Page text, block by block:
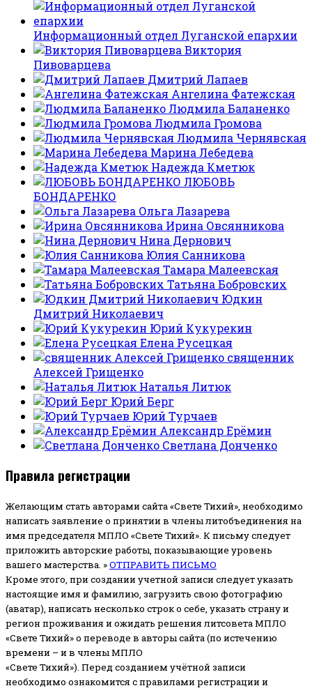
Информационный отдел Луганской епархии
Виктория
Пивоварцева
Дмитрий Лапаев
Ангелина Фатежская
Людмила Баланенко
Людмила Громова
Людмила Чернявская
Марина Лебедева
Надежда Кметюк
ЛЮБОВЬ
БОНДАРЕНКО
Ольга Лазарева
Ирина Овсянникова
Нина Дернович
Юлия Санникова
Тамара Малеевская
Татьяна Бобровских
Юдкин
Дмитрий Николаевич
Юрий Кукурекин
Елена Русецкая
священник
Алексей Грищенко
Наталья Литюк
Юрий Берг
Юрий Турчаев
Александр Ерёмин
Светлана Донченко
Правила регистрации
Желающим стать авторами сайта «Свете Тихий», необходимо
написать заявление о принятии в члены литобъединения на
имя председателя МПЛО «Свете Тихий». К письму следует
приложить авторские работы, показывающие уровень
вашего мастерства. »ОТПРАВИТЬ ПИСЬМО
Кроме этого, при создании учетной записи следует указать
настоящие имя и фамилию, загрузить свою фотографию
(аватар), написать несколько строк о себе, указать страну и
регион проживания и ожидать решения литсовета МПЛО
«Свете Тихий» о переводе в авторы сайта (по истечению
времени – и в члены МПЛО
«Свете Тихий»). Перед созданием учётной записи
необходимо ознакомится с правилами регистрации и